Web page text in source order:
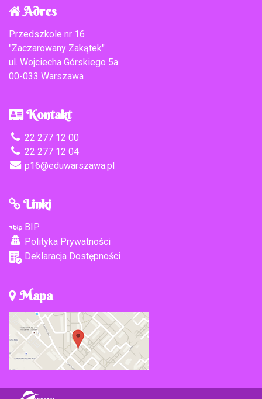
Adres
Przedszkole nr 16
"Zaczarowany Zakątek"
ul. Wojciecha Górskiego 5a
00-033 Warszawa
Kontakt
22 277 12 00
22 277 12 04
p16@eduwarszawa.pl
Linki
BIP
Polityka Prywatności
Deklaracja Dostępności
Mapa